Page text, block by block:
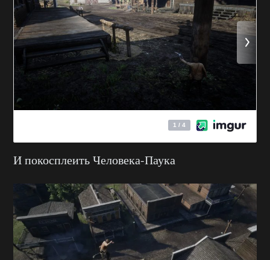
И покосплеить Человека-Паука